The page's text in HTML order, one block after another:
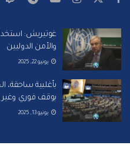
غوتيريش:
والأمن الدوليين
يونيو 22, 2025
بأغلبية ساحقة،
بوقف فوري وغير
يونيو 13, 2025